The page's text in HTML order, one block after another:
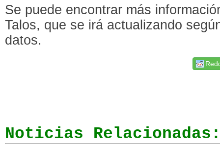
Se puede encontrar más
Talos, que se irá actualizando
datos.
Noticias